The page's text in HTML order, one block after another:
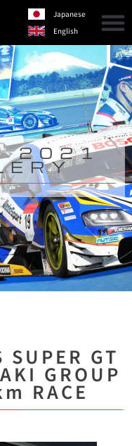
Japanese
English
2021
SUPER GT
GROUP
RACE